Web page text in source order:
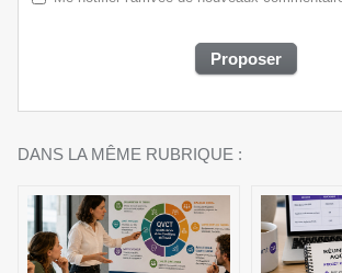
DANS LA MÊME RUBRIQUE :